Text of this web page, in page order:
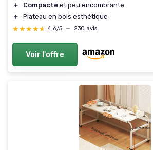
＋
Compacte et peu encombrante
＋
Plateau en bois esthétique
★★★★★
★★★★★ 4,6/5 — 230 avis
Voir l'offre